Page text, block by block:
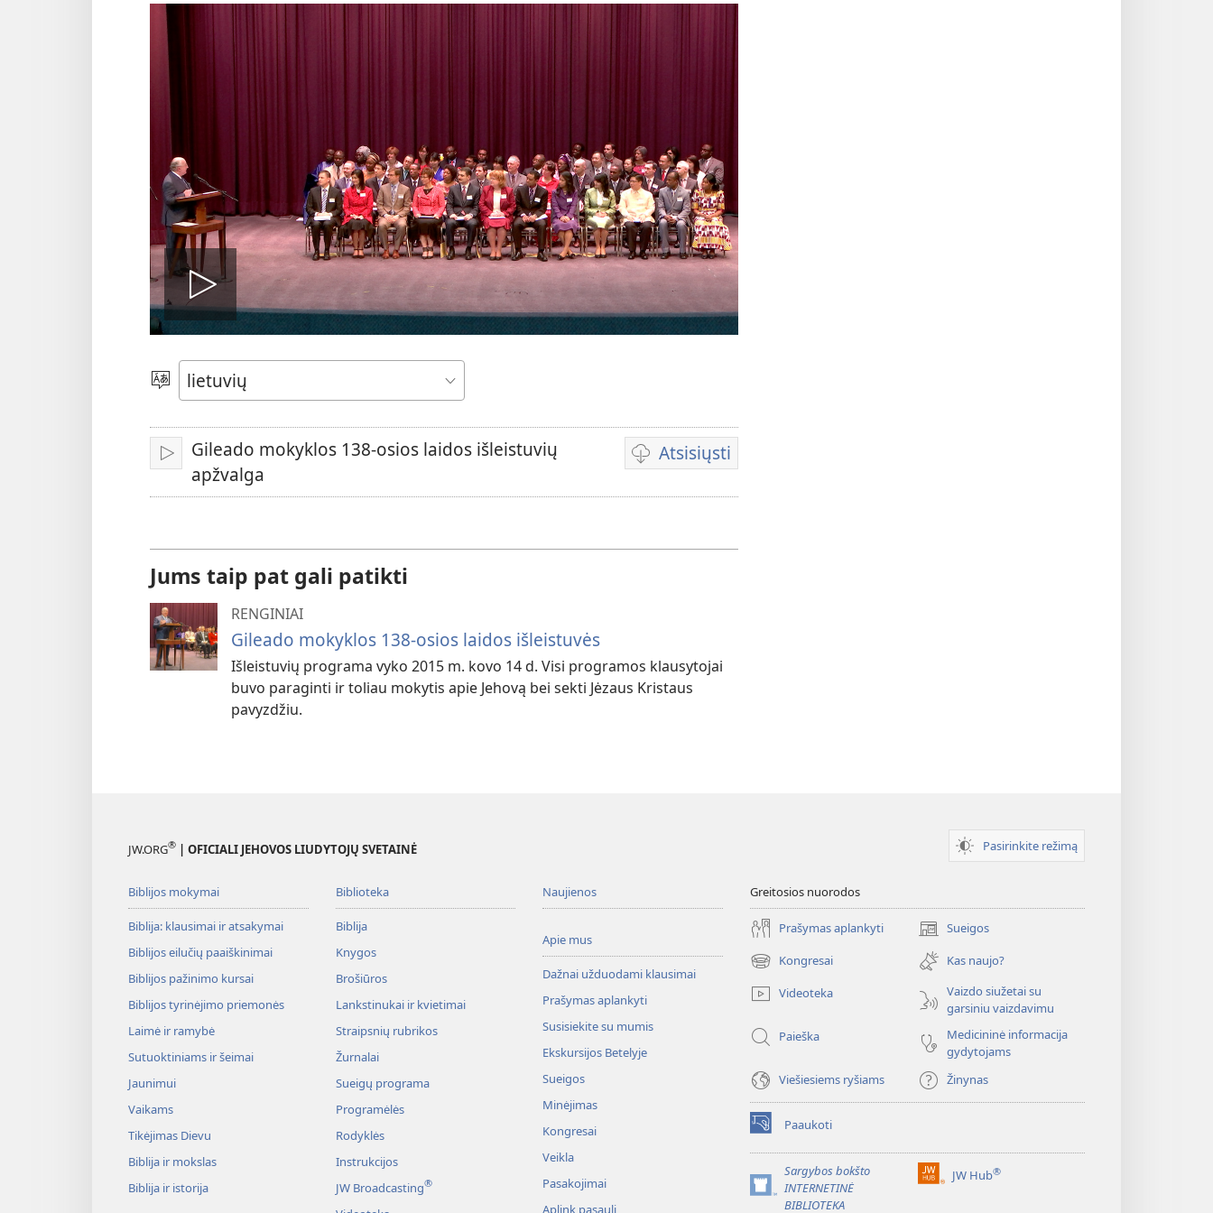
Leisti
įrašą
Pasirinkite
kalbą
Leisti
Gileado mokyklos 138-osios laidos išleistuvių
apžvalga
Atsisiųsti
Vaizdo
failų
Jums taip pat gali patikti
RENGINIAI
Gileado mokyklos 138-osios laidos išleistuvės
Išleistuvių programa vyko 2015 m. kovo 14 d. Visi programos klausytojai
buvo paraginti ir toliau mokytis apie Jehovą bei sekti Jėzaus Kristaus
pavyzdžiu.
JW.ORG® | OFICIALI JEHOVOS LIUDYTOJŲ SVETAINĖ Pasirinkite režimą
Biblijos mokymai
Biblija: klausimai ir atsakymai
Biblijos eilučių paaiškinimai
Biblijos pažinimo kursai
Biblijos tyrinėjimo priemonės
Laimė ir ramybė
Sutuoktiniams ir šeimai
Jaunimui
Vaikams
Tikėjimas Dievu
Biblija ir mokslas
Biblija ir istorija
Biblioteka
Biblija
Knygos
Brošiūros
Lankstinukai ir kvietimai
Straipsnių rubrikos
Žurnalai
Sueigų programa
Programėlės
Rodyklės
Instrukcijos
JW Broadcasting®
Naujienos
Apie mus
Dažnai užduodami klausimai
Prašymas aplankyti
Susisiekite su mumis
Ekskursijos Betelyje
Sueigos
Minėjimas
Kongresai
Veikla
Pasakojimai
Aplink pasaulį
Greitosios nuorodos
Prašymas aplankyti Sueigos
(atsiveria
naujas
langas)
Kongresai
(atsiveria
naujas
langas)
Kas naujo?
Videoteka
Vaizdo siužetai su
garsiniu vaizdavimu
Paieška
Medicininė informacija
gydytojams
Viešiesiems ryšiams
Žinynas
Paaukoti
(atsiveria
naujas
langas)Sargybos bokšto
INTERNETINĖ
BIBLIOTEKA
(atsiveria
JW Hub®
(atsiveria